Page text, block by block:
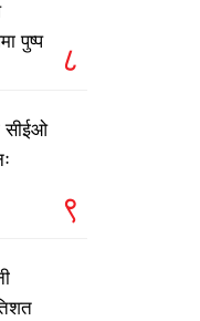
पुष्प
८
सीईओ
९